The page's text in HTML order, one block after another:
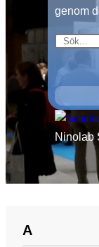
genom
Ninolab
A